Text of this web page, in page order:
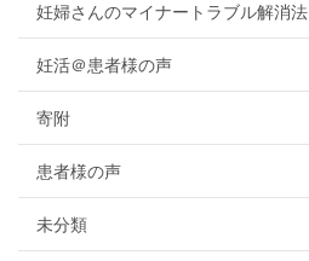
妊婦さんのマイナートラブル解消法
妊活＠患者様の声
寄附
患者様の声
未分類